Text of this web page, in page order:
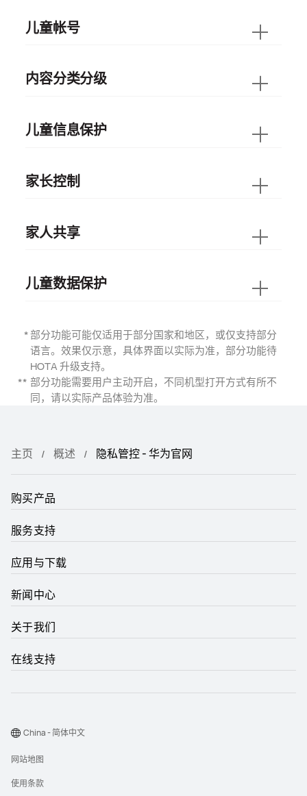
儿童帐号
内容分类分级
儿童信息保护
家长控制
家人共享
儿童数据保护
部分功能可能仅适用于部分国家和地区，或仅支持部分
语言。效果仅示意，具体界面以实际为准，部分功能待
HOTA 升级支持。
部分功能需要用户主动开启，不同机型打开方式有所不
同，请以实际产品体验为准。
主页 概述 隐私管控 - 华为官网
购买产品
服务支持
应用与下载
新闻中心
关于我们
在线支持
网站地图
使用条款
China - 简体中文